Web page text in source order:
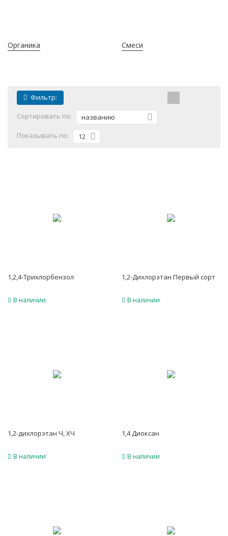
Органика Смеси
Фильтр:
Сортировать по: названию
Показывать по: 12
1,2,4-Трихлорбензол
В наличии
1,2-Дихлорэтан Первый сорт
В наличии
1,2-дихлорэтан Ч, ХЧ
В наличии
1,4 Диоксан
В наличии